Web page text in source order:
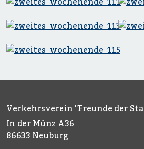
Verkehrsverein "Freunde der
In der Münz A36
86633 Neuburg